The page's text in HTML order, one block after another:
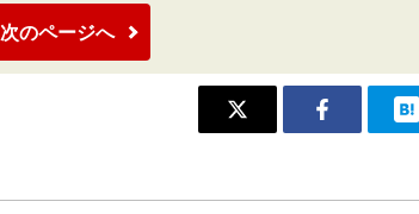
次のページへ